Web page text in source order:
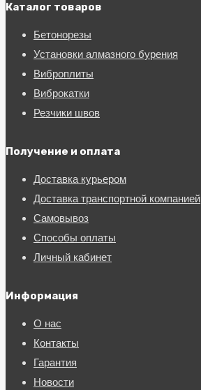
Каталог товаров
Бетонорезы
Установки алмазного бурения
Виброплиты
Виброкатки
Резчики швов
Получение и оплата
Доставка курьером
Доставка транспортной компанией
Самовывоз
Способы оплаты
Личный кабинет
Информация
О нас
Контакты
Гарантия
Новости